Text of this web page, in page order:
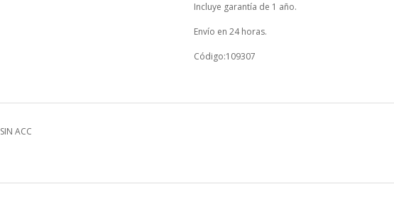
Incluye garantía de 1 año.
Envío en 24 horas.
Código:109307
SIN ACC